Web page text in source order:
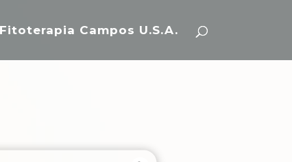
Fitoterapia Campos U.S.A.